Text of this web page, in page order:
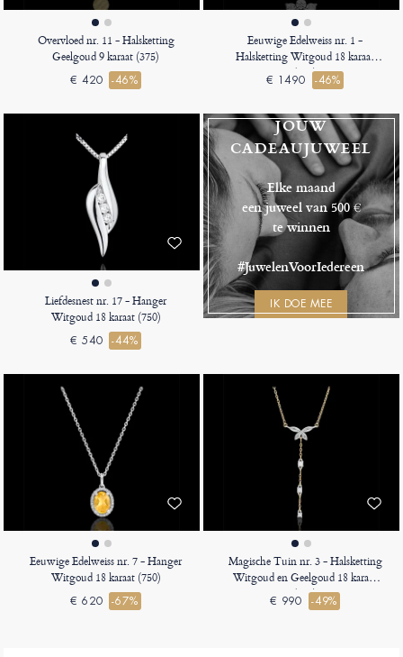
Overvloed nr. 11 - Halsketting
Geelgoud 9 karaat (375)
€ 420 -46%
Eeuwige Edelweiss nr. 1 -
Halsketting Witgoud 18 karaat
(750)
€ 1490 -46%
Liefdesnest nr. 17 - Hanger
Witgoud 18 karaat (750)
€ 540 -44%
JOUW
CADEAUJUWEEL
Elke maand
een juweel van 500 €
te winnen
#JuwelenVoorIedereen
IK DOE MEE
Eeuwige Edelweiss nr. 7 - Hanger
Witgoud 18 karaat (750)
€ 620 -67%
Magische Tuin nr. 3 - Halsketting
Witgoud en Geelgoud 18 karaat
(750)
€ 990 -49%